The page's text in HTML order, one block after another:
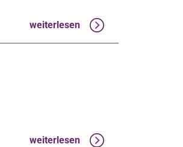
weiterlesen
weiterlesen